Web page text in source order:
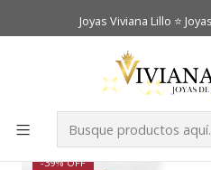
Joyas Viviana Lillo ⭐
Inicio
Anillo medieval
-39% OFF